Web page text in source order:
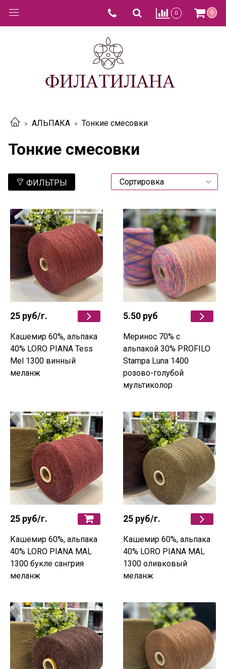
0 0
АЛЬПАКА Тонкие смесовки
Тонкие смесовки
ФИЛЬТРЫ
25 руб/г.
Кашемир 60%, альпака
40% LORO PIANA Tess
Mel 1300 винный
меланж
5.50 руб
Меринос 70% с
альпакой 30% PROFILO
Stampa Luna 1400
розово-голубой
мультиколор
25 руб/г.
Кашемир 60%, альпака
40% LORO PIANA MAL
1300 букле сангрия
меланж
25 руб/г.
Кашемир 60%, альпака
40% LORO PIANA MAL
1300 оливковый
меланж